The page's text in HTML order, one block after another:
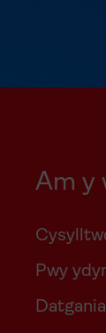
Am y
Pwy